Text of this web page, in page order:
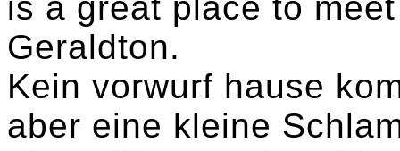
is a great place to
Geraldton.
Kein vorwurf hause
aber eine kleine